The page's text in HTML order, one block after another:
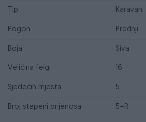
Tip Karavan
Pogon Prednji
Boja Siva
Veličina felgi 16
Sjedećih mjesta 5
Broj stepeni prijenosa 5+R